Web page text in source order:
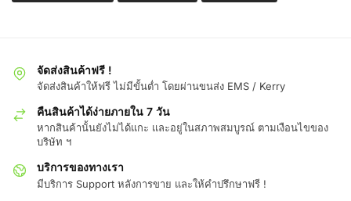
จัดส่งสินค้าฟรี !
จัดส่งสินค้าให้ฟรี ไม่มีขั้นต่ำ โดยผ่านขนส่ง EMS / Kerry
คืนสินค้าได้ง่ายภายใน 7 วัน
หากสินค้านั้นยังไม่ได้แกะ และอยู่ในสภาพสมบูรณ์ ตามเงือนไขของ
บริษัท ฯ
บริการของทางเรา
มีบริการ Support หลังการขาย และให้คำปรึกษาฟรี !